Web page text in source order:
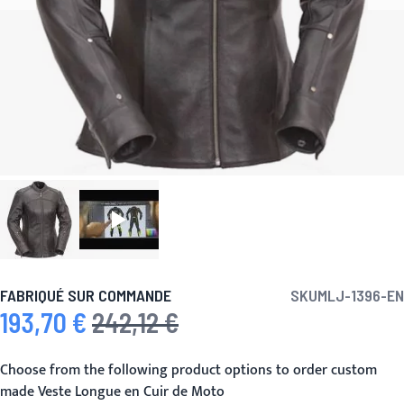
FABRIQUÉ SUR COMMANDE SKUMLJ-1396-EN
Prix spécial
193,70 € Prix normal
242,12 €
Choose from the following product options to order custom
made Veste Longue en Cuir de Moto